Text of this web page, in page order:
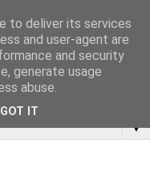
▼
to deliver its services
and user-agent are
and security
generate usage
abuse.
GOT IT